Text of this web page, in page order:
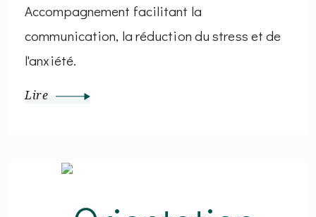
Accompagnement facilitant la
communication, la réduction du stress et de
l'anxiété.
Lire